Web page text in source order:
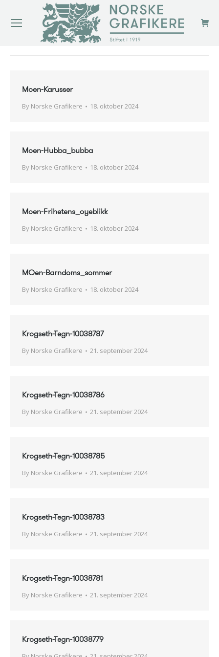
Moen-Karusser
By Norske Grafikere 18. oktober 2024
Moen-Hubba_bubba
By Norske Grafikere 18. oktober 2024
Moen-Frihetens_oyeblikk
By Norske Grafikere 18. oktober 2024
MOen-Barndoms_sommer
By Norske Grafikere 18. oktober 2024
Krogseth-Tegn-10038787
By Norske Grafikere 21. september 2024
Krogseth-Tegn-10038786
By Norske Grafikere 21. september 2024
Krogseth-Tegn-10038785
By Norske Grafikere 21. september 2024
Krogseth-Tegn-10038783
By Norske Grafikere 21. september 2024
Krogseth-Tegn-10038781
By Norske Grafikere 21. september 2024
Krogseth-Tegn-10038779